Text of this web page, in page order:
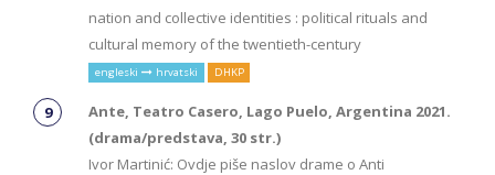
nation and collective identities : political rituals and
cultural memory of the twentieth-century
engleski hrvatski DHKP
Ante, Teatro Casero, Lago Puelo, Argentina 2021.
(drama/predstava, 30 str.)
Ivor Martinić: Ovdje piše naslov drame o Anti